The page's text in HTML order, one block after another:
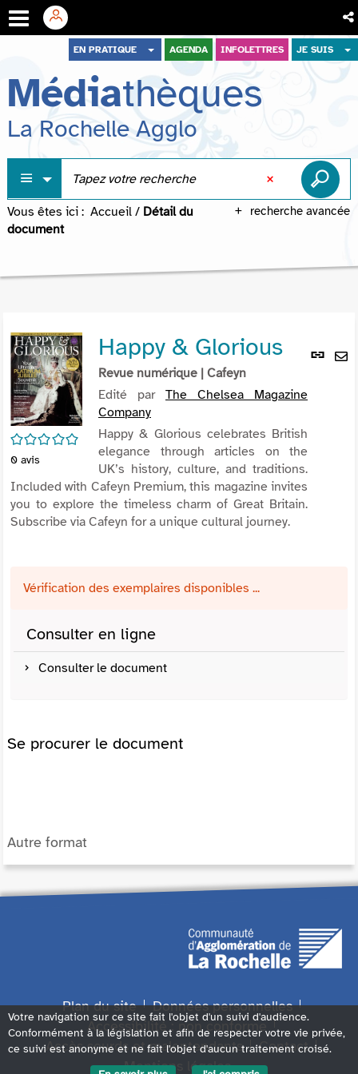
menu
contenu
recherche
EN PRATIQUE AGENDA INFOLETTRES JE SUIS
Médiathèques
La Rochelle Agglo
recherche avancée
Vous êtes ici : Accueil / Détail du
document
Lien
/5
0 avis
Happy & Glorious
Revue numérique | Cafeyn
Edité par The Chelsea Magazine
Company
Happy & Glorious celebrates British
elegance through articles on the
UK’s history, culture, and traditions.
Included with Cafeyn Premium, this magazine invites
you to explore the timeless charm of Great Britain.
Subscribe via Cafeyn for a unique cultural journey.
Vérification des exemplaires disponibles ...
Consulter en ligne
Consulter le document
Se procurer le document
Autre format
Plan du site
Données personnelles
Accessibilité : non conforme
Accès sourds et malentendants
Contact
Mentions légales
Votre navigation sur ce site fait l'objet d'un suivi d'audience.
Conformément à la législation et afin de respecter votre vie privée,
ce suivi est anonyme et ne fait l'objet d'aucun traitement croisé.